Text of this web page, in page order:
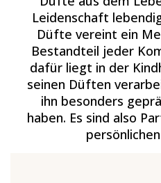
Leidenschaft
Düfte vereint ein
Bestandteil jeder
dafür liegt in der
seinen Düften
ihn besonders
haben. Es sind also